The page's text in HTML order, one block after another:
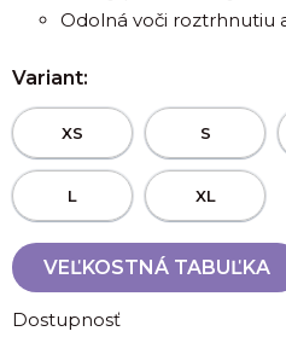
Odolná voči roztrhnutiu
Variant:
XS S
L XL
VEĽKOSTNÁ TABUĽKA
Dostupnosť